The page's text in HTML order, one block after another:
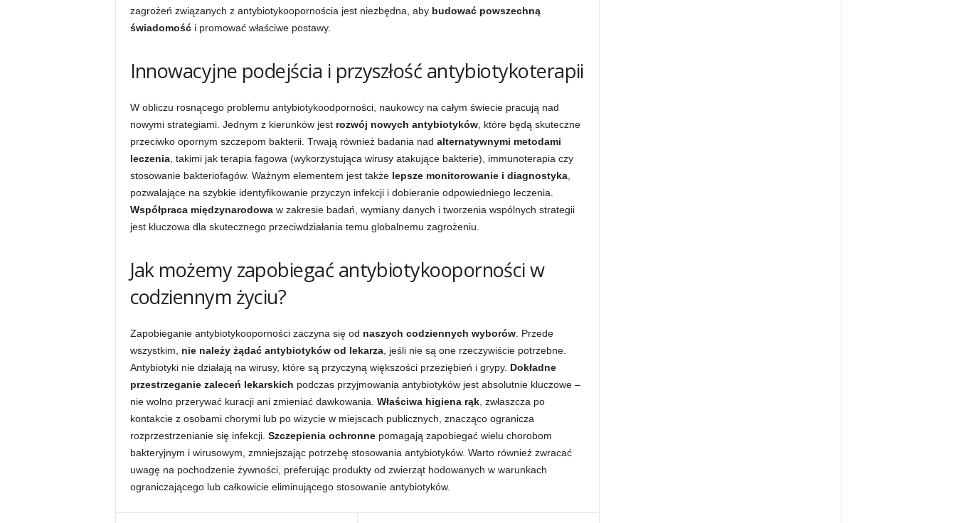
zagrożeń związanych z antybiotykoopornościa jest niezbędna, aby budować powszechną
świadomośći promować właściwe postawy.
Innowacyjne podejścia i przyszłość antybiotykoterapii
W obliczu rosnącego problemu antybiotykoodporności, naukowcy na całym świecie pracują nad
nowymi strategiami. Jednym z kierunków jest rozwój nowych antybiotyków, które będą skuteczne
przeciwko opornym szczepom bakterii. Trwają również badania nad alternatywnymi metodami
leczenia, takimi jak terapia fagowa (wykorzystująca wirusy atakujące bakterie), immunoterapia czy
stosowanie bakteriofagów. Ważnym elementem jest także lepsze monitorowanie i diagnostyka,
pozwalające na szybkie identyfikowanie przyczyn infekcji i dobieranie odpowiedniego leczenia.
Współpraca międzynarodowaw zakresie badań, wymiany danych i tworzenia wspólnych strategii
jest kluczowa dla skutecznego przeciwdziałania temu globalnemu zagrożeniu.
Jak możemy zapobiegać antybiotykooporności w
codziennym życiu?
Zapobieganie antybiotykooporności zaczyna się od naszych codziennych wyborów. Przede
wszystkim, nie należy żądać antybiotyków od lekarza, jeśli nie są one rzeczywiście potrzebne.
Antybiotyki nie działają na wirusy, które są przyczyną większości przeziębień i grypy. Dokładne
przestrzeganie zaleceń lekarskich podczas przyjmowania antybiotyków jest absolutnie kluczowe –
nie wolno przerywać kuracji ani zmieniać dawkowania. Właściwa higiena rąk, zwłaszcza po
kontakcie z osobami chorymi lub po wizycie w miejscach publicznych, znacząco ogranicza
rozprzestrzenianie się infekcji. Szczepienia ochronnepomagają zapobiegać wielu chorobom
bakteryjnym i wirusowym, zmniejszając potrzebę stosowania antybiotyków. Warto również zwracać
uwagę na pochodzenie żywności, preferując produkty od zwierząt hodowanych w warunkach
ograniczającego lub całkowicie eliminującego stosowanie antybiotyków.